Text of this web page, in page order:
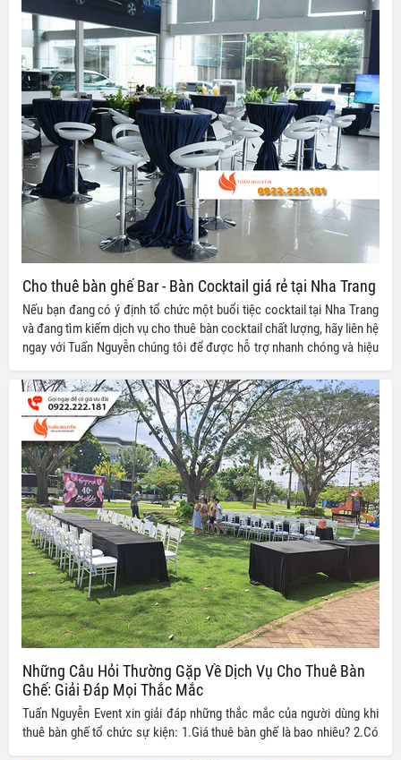
Cho thuê bàn ghế Bar - Bàn Cocktail giá rẻ tại Nha Trang
Nếu bạn đang có ý định tổ chức một buổi tiệc cocktail tại Nha Trang
và đang tìm kiếm dịch vụ cho thuê bàn cocktail chất lượng, hãy liên hệ
ngay với Tuấn Nguyễn chúng tôi để được hỗ trợ nhanh chóng và hiệu
Những Câu Hỏi Thường Gặp Về Dịch Vụ Cho Thuê Bàn
Ghế: Giải Đáp Mọi Thắc Mắc
Tuấn Nguyễn Event xin giải đáp những thắc mắc của người dùng khi
thuê bàn ghế tổ chức sự kiện: 1.Giá thuê bàn ghế là bao nhiêu? 2.Có